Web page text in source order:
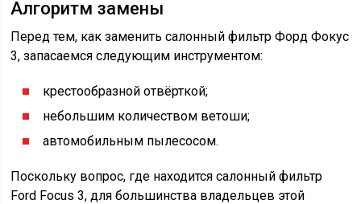
Алгоритм замены
Перед тем, как заменить салонный фильтр Форд Фокус
3, запасаемся следующим инструментом:
крестообразной отвёрткой;
небольшим количеством ветоши;
автомобильным пылесосом.
Поскольку вопрос, где находится салонный фильтр
Ford Focus 3, для большинства владельцев этой